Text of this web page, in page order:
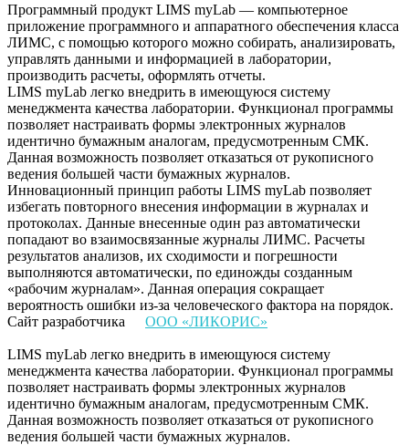
Программный продукт LIMS myLab — компьютерное
приложение программного и аппаратного обеспечения класса
ЛИМС, с помощью которого можно собирать, анализировать,
управлять данными и информацией в лаборатории,
производить расчеты, оформлять отчеты.
LIMS myLab легко внедрить в имеющуюся систему
менеджмента качества лаборатории. Функционал программы
позволяет настраивать формы электронных журналов
идентично бумажным аналогам, предусмотренным СМК.
Данная возможность позволяет отказаться от рукописного
ведения большей части бумажных журналов.
Инновационный принцип работы LIMS myLab позволяет
избегать повторного внесения информации в журналах и
протоколах. Данные внесенные один раз автоматически
попадают во взаимосвязанные журналы ЛИМС. Расчеты
результатов анализов, их сходимости и погрешности
выполняются автоматически, по единожды созданным
«рабочим журналам». Данная операция сокращает
вероятность ошибки из-за человеческого фактора на порядок.
Сайт разработчика
ООО «ЛИКОРИС»
LIMS myLab легко внедрить в имеющуюся систему
менеджмента качества лаборатории. Функционал программы
позволяет настраивать формы электронных журналов
идентично бумажным аналогам, предусмотренным СМК.
Данная возможность позволяет отказаться от рукописного
ведения большей части бумажных журналов.